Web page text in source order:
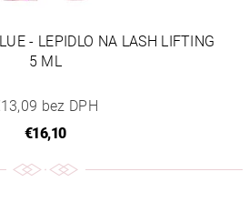
- LEPIDLO NA LASH LIFTING
5 ML
bez DPH
€16,10